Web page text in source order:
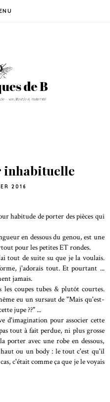
inhabituelle
2016
habitude de porter des pièces qui
en dessous du genou, est une
pour les petites ET rondes.
tout de suite su que je la voulais.
j'adorais tout. Et pourtant ...
jamais.
coupes tubes & plutôt courtes.
eu un sursaut de "Mais qu'est-
jupe ??" ...
d'imagination pour associer cette
tout à fait perdue, ni plus grosse
porter avec une robe en dessous,
ou un body : le tout c'est qu'il
c'était comme ça que je le voyais